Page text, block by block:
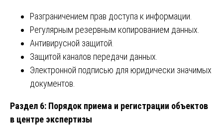
Разграничением прав доступа к информации.
Регулярным резервным копированием данных.
Антивирусной защитой.
Защитой каналов передачи данных.
Электронной подписью для юридически значимых
документов.
Раздел 6: Порядок приема и регистрации объектов
в центре экспертизы